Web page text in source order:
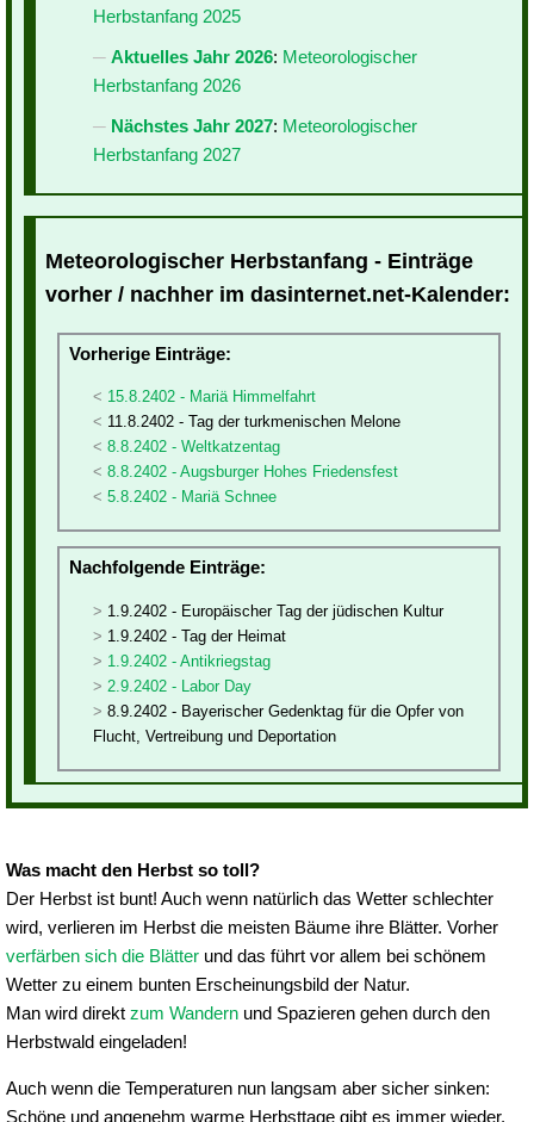
Herbstanfang 2025
Aktuelles Jahr 2026: Meteorologischer
Herbstanfang 2026
Nächstes Jahr 2027: Meteorologischer
Herbstanfang 2027
Meteorologischer Herbstanfang - Einträge
vorher / nachher im dasinternet.net-Kalender:
Vorherige Einträge:
15.8.2402 - Mariä Himmelfahrt
11.8.2402 - Tag der turkmenischen Melone
8.8.2402 - Weltkatzentag
8.8.2402 - Augsburger Hohes Friedensfest
5.8.2402 - Mariä Schnee
Nachfolgende Einträge:
1.9.2402 - Europäischer Tag der jüdischen Kultur
1.9.2402 - Tag der Heimat
1.9.2402 - Antikriegstag
2.9.2402 - Labor Day
8.9.2402 - Bayerischer Gedenktag für die Opfer von
Flucht, Vertreibung und Deportation
Was macht den Herbst so toll?
Der Herbst ist bunt! Auch wenn natürlich das Wetter schlechter
wird, verlieren im Herbst die meisten Bäume ihre Blätter. Vorher
verfärben sich die Blätter und das führt vor allem bei schönem
Wetter zu einem bunten Erscheinungsbild der Natur.
Man wird direkt zum Wandern und Spazieren gehen durch den
Herbstwald eingeladen!
Auch wenn die Temperaturen nun langsam aber sicher sinken:
Schöne und angenehm warme Herbsttage gibt es immer wieder.